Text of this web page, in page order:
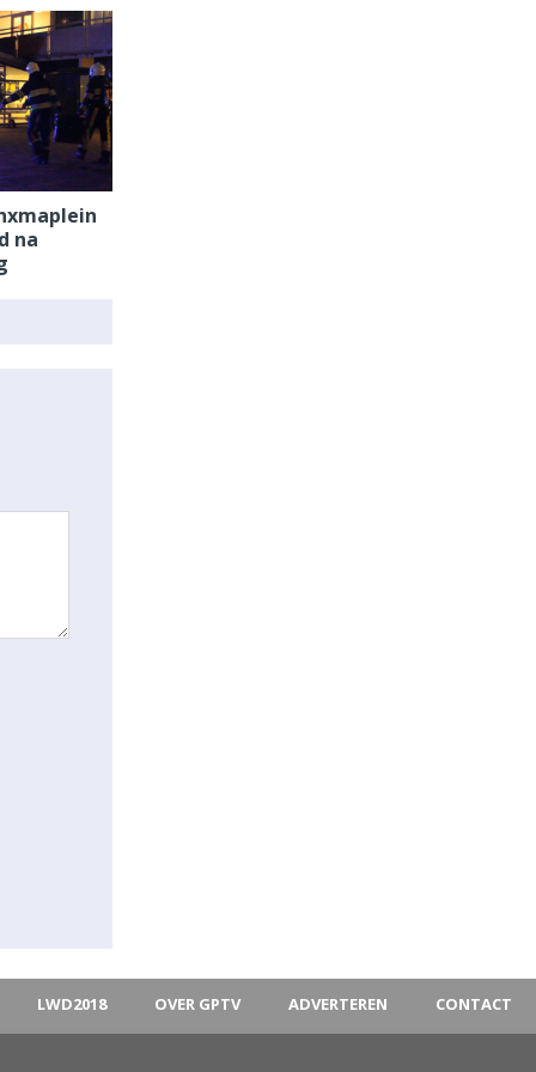
na
LWD2018 OVER GPTV ADVERTEREN CONTACT